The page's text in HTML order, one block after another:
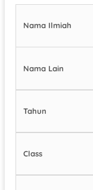
Nama Ilmiah
Nama Lain
Tahun
Class